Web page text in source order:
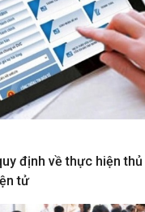
định về thực hiện
tử